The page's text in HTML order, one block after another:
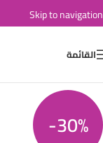
Skip to navigation
Skip to main content
القائمة
-30%